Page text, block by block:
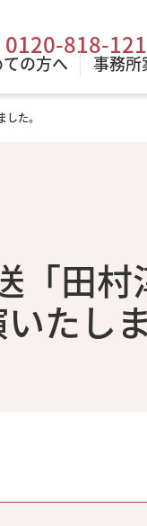
0120-818-121
の方へ 事務所
た。
田村
たしま